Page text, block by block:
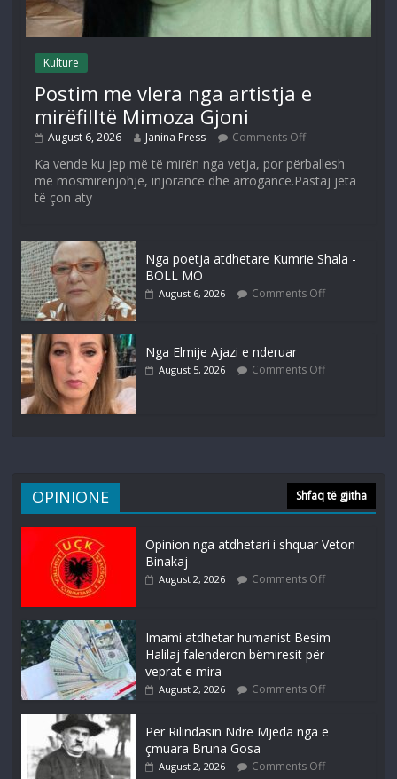
Kulturë
Postim me vlera nga artistja e
mirëfilltë Mimoza Gjoni
August 6, 2026 Janina Press Comments Off
Ka vende ku jep më të mirën nga vetja, por përballesh
me mosmirënjohje, injorancë dhe arrogancë.Pastaj jeta
të çon aty
Nga poetja atdhetare Kumrie Shala -
BOLL MO
August 6, 2026 Comments Off
Nga Elmije Ajazi e nderuar
August 5, 2026 Comments Off
OPINIONE Shfaq të gjitha
Opinion nga atdhetari i shquar Veton
Binakaj
August 2, 2026 Comments Off
Imami atdhetar humanist Besim
Halilaj falenderon bëmiresit për
veprat e mira
August 2, 2026 Comments Off
Për Rilindasin Ndre Mjeda nga e
çmuara Bruna Gosa
August 2, 2026 Comments Off